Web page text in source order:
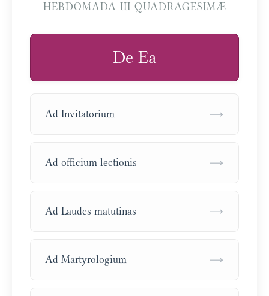
HEBDOMADA III QUADRAGESIMÆ
De Ea
Ad Invitatorium →
Ad officium lectionis →
Ad Laudes matutinas →
Ad Martyrologium →